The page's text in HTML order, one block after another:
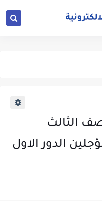
الثالث
الدور الاول